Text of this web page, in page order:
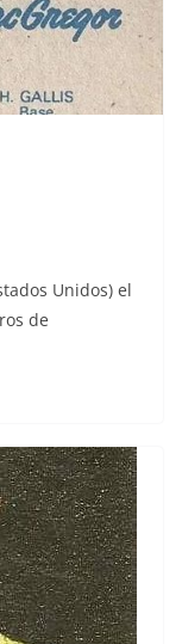
Unidos) el
de